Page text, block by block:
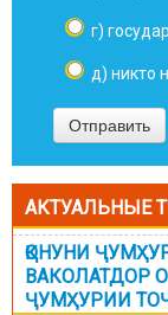
г)
д) никто
АКТУАЛЬНЫЕ
ҚОНУНИ
ВАКОЛАТДОР
ҶУМҲУРИИ